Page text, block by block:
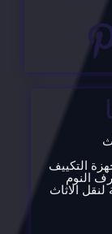
التكييف
النوم
الاثاث